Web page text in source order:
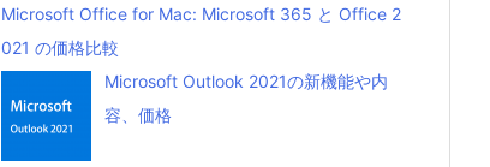
Microsoft Office for Mac: Microsoft 365 と Office 2
021 の価格比較
Microsoft Outlook 2021の新機能や内
容、価格